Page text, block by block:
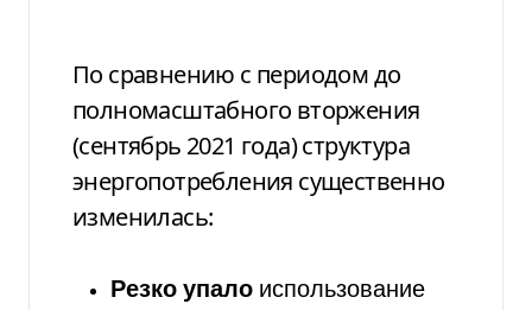
По сравнению с периодом до
полномасштабного вторжения
(сентябрь 2021 года) структура
энергопотребления существенно
изменилась:
Резко упало использование